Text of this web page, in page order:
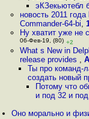
эКЗекьютебл
новость 2011
Commander-64-bi,
Ну хватит уже не
06-Фев-19, (80) +2
What s New in
release provides ,
Ты про команд-
создать новый
Потому что
и под 32 и
Оно морально и